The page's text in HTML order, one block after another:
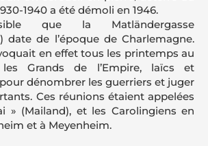
1940 a été démoli en 1946.
que la Matländergasse
date de l’époque de Charlemagne.
en effet tous les printemps au
Grands de l’Empire, laïcs et
dénombrer les guerriers et juger
Ces réunions étaient appelées
» (Mailand), et les Carolingiens en
et à Meyenheim.